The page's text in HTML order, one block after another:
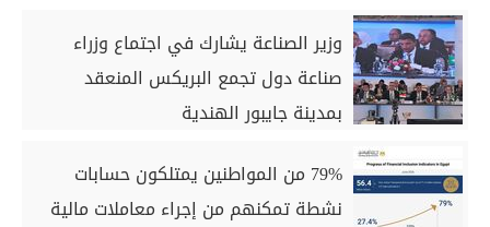
وزير الصناعة يشارك في اجتماع وزراء
صناعة دول تجمع البريكس المنعقد
بمدينة جايبور الهندية
79% من المواطنين يمتلكون حسابات
نشطة تمكنهم من إجراء معاملات مالية